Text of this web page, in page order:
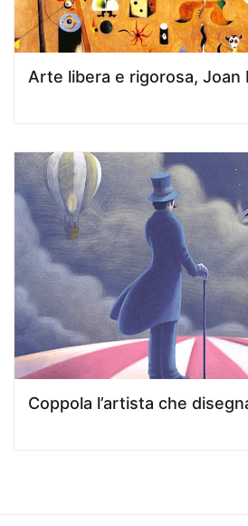
Arte libera e rigorosa, Joan
Coppola l’artista che